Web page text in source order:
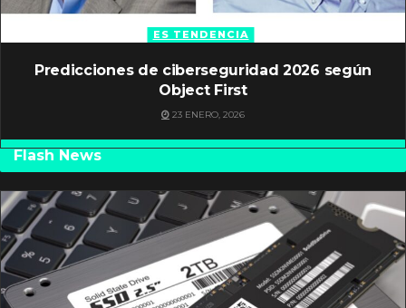
ES TENDENCIA
Predicciones de ciberseguridad 2026 según
Object First
23 ENERO, 2026
Flash News